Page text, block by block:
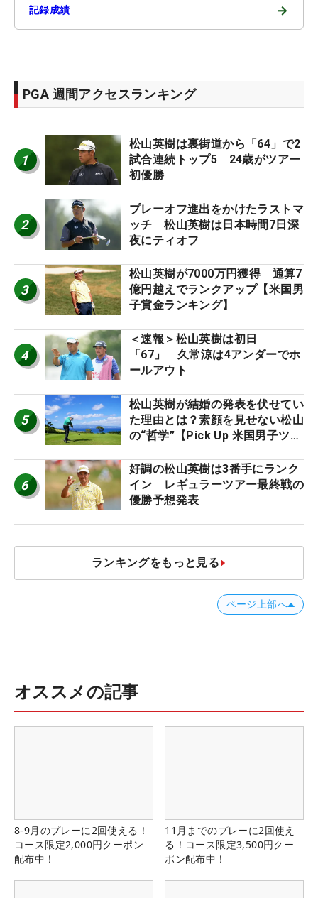
記録成績 →
PGA 週間アクセスランキング
1
松山英樹は裏街道から「64」で2
試合連続トップ5 24歳がツアー
初優勝
2
プレーオフ進出をかけたラストマ
ッチ 松山英樹は日本時間7日深
夜にティオフ
3
松山英樹が7000万円獲得 通算7
億円越えでランクアップ【米国男
子賞金ランキング】
4
＜速報＞松山英樹は初日
「67」 久常涼は4アンダーでホ
ールアウト
5
松山英樹が結婚の発表を伏せてい
た理由とは？素顔を見せない松山
の“哲学”【Pick Up 米国男子ツア
6
好調の松山英樹は3番手にランク
イン レギュラーツアー最終戦の
優勝予想発表
ランキングをもっと見る
ページ上部へ
オススメの記事
8-9月のプレーに2回使える！
コース限定2,000円クーポン
配布中！
11月までのプレーに2回使え
る！コース限定3,500円クー
ポン配布中！